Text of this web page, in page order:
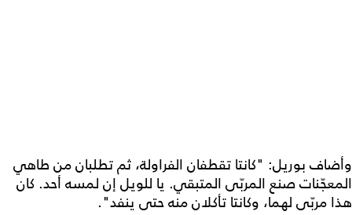
وأضاف بوريل: "كانتا تقطفان الفراولة، ثم تطلبان من طاهي
المعجّنات صنع المربّى المتبقي. يا للويل إن لمسه أحد. كان
هذا مربّى لهما، وكانتا تأكلان منه حتى ينفد".